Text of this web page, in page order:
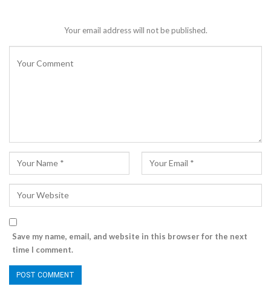
Your email address will not be published.
Save my name, email, and website in this browser for the next
time I comment.